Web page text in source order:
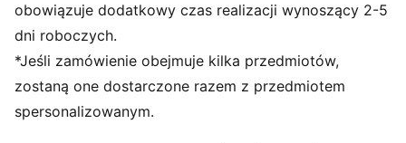
obowiązuje dodatkowy czas realizacji wynoszący 2-5
dni roboczych.
*Jeśli zamówienie obejmuje kilka przedmiotów,
zostaną one dostarczone razem z przedmiotem
spersonalizowanym.